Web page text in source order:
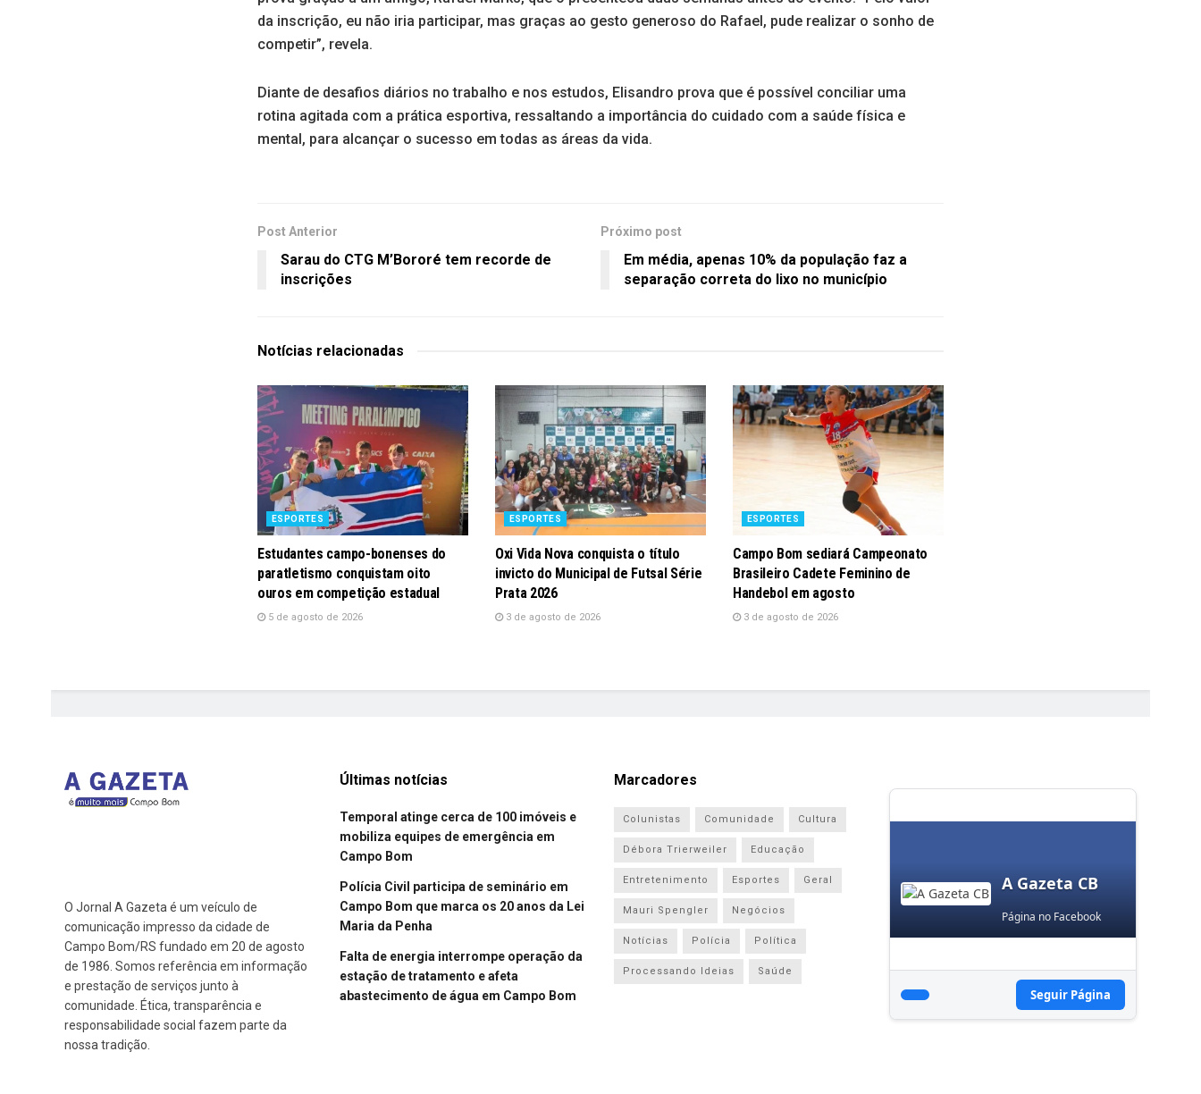
da inscrição, eu não iria participar, mas graças ao gesto generoso do Rafael, pude realizar o sonho de
competir”, revela.
Diante de desafios diários no trabalho e nos estudos, Elisandro prova que é possível conciliar uma
rotina agitada com a prática esportiva, ressaltando a importância do cuidado com a saúde física e
mental, para alcançar o sucesso em todas as áreas da vida.
Post Anterior
Sarau do CTG M’Bororé tem recorde de
inscrições
Próximo post
Em média, apenas 10% da população faz a
separação correta do lixo no município
Notícias relacionadas
ESPORTES
Estudantes campo-bonenses do
paratletismo conquistam oito
ouros em competição estadual
5 de agosto de 2026
ESPORTES
Oxi Vida Nova conquista o título
invicto do Municipal de Futsal Série
Prata 2026
3 de agosto de 2026
ESPORTES
Campo Bom sediará Campeonato
Brasileiro Cadete Feminino de
Handebol em agosto
3 de agosto de 2026
O Jornal A Gazeta é um veículo de
comunicação impresso da cidade de
Campo Bom/RS fundado em 20 de agosto
de 1986. Somos referência em informação
e prestação de serviços junto à
comunidade. Ética, transparência e
responsabilidade social fazem parte da
nossa tradição.
Últimas notícias
Temporal atinge cerca de 100 imóveis e
mobiliza equipes de emergência em
Campo Bom
Polícia Civil participa de seminário em
Campo Bom que marca os 20 anos da Lei
Maria da Penha
Falta de energia interrompe operação da
estação de tratamento e afeta
abastecimento de água em Campo Bom
Marcadores
Colunistas Comunidade Cultura
Débora Trierweiler Educação
Entretenimento Esportes Geral
Mauri Spengler Negócios
Notícias Polícia Política
Processando Ideias Saúde
A Gazeta CB
Página no Facebook
Seguir Página